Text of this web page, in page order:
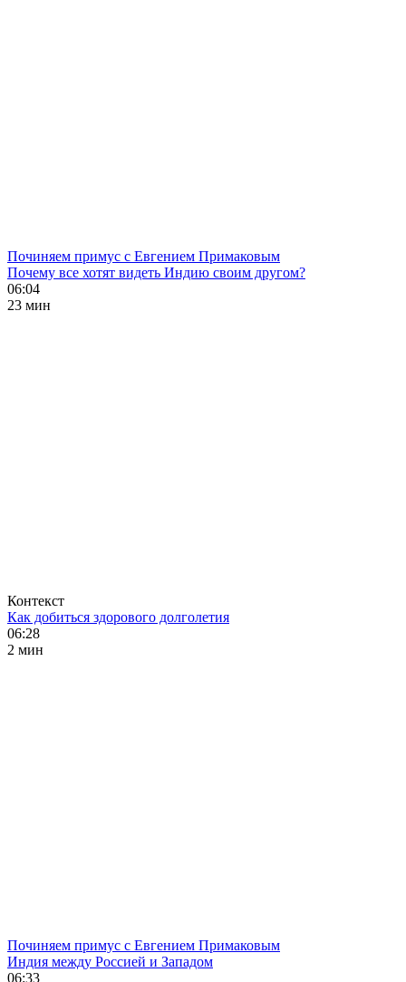
Починяем примус с Евгением Примаковым
Почему все хотят видеть Индию своим другом?
06:04
23 мин
Контекст
Как добиться здорового долголетия
06:28
2 мин
Починяем примус с Евгением Примаковым
Индия между Россией и Западом
06:33